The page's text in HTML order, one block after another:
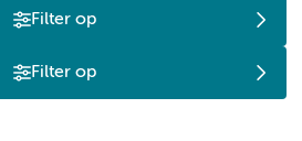
Filter op
Filter op